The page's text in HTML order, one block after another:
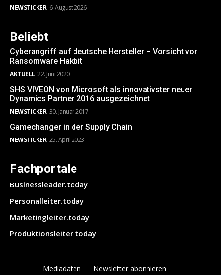
NEWSTICKER 6. August 2026
Beliebt
Cyberangriff auf deutsche Hersteller – Vorsicht vor
Ransomware Hakbit
AKTUELL 22. Juni 2020
SHS VIVEON von Microsoft als innovativster neuer
Dynamics Partner 2016 ausgezeichnet
NEWSTICKER 30. Januar 2017
Gamechanger in der Supply Chain
NEWSTICKER 25. April 2023
Fachportale
Businessleader.today
Personalleiter.today
Marketingleiter.today
Produktionsleiter.today
Mediadaten Newsletter abonnieren